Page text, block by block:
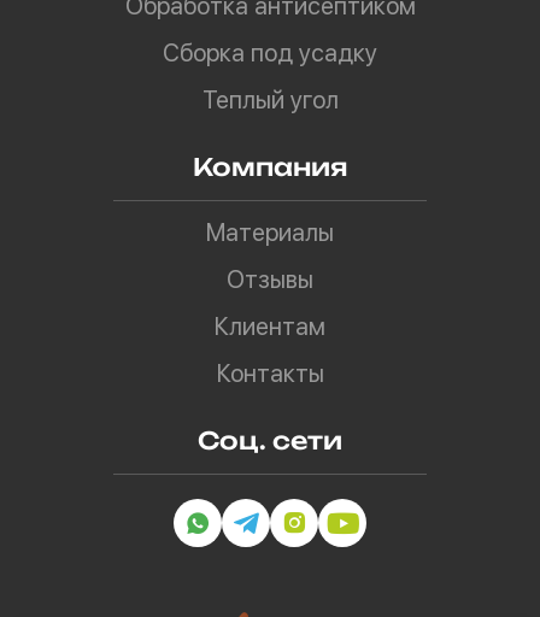
Обработка антисептиком
Сборка под усадку
Теплый угол
Компания
Материалы
Отзывы
Клиентам
Контакты
Соц. сети